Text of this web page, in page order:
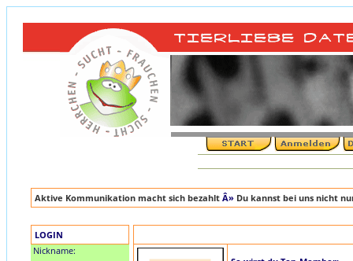
Aktive Kommunikation macht sich bezahlt Â» Du kannst bei uns nicht
LOGIN
Nickname: